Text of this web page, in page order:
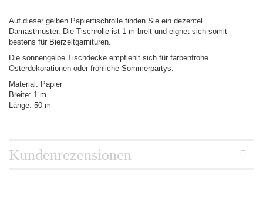
Auf dieser gelben Papiertischrolle finden Sie ein dezentel
Damastmuster. Die Tischrolle ist 1 m breit und eignet sich somit
bestens für Bierzeltgarnituren.
Die sonnengelbe Tischdecke empfiehlt sich für farbenfrohe
Osterdekorationen oder fröhliche Sommerpartys.
Material: Papier
Breite: 1 m
Länge: 50 m
Kundenrezensionen